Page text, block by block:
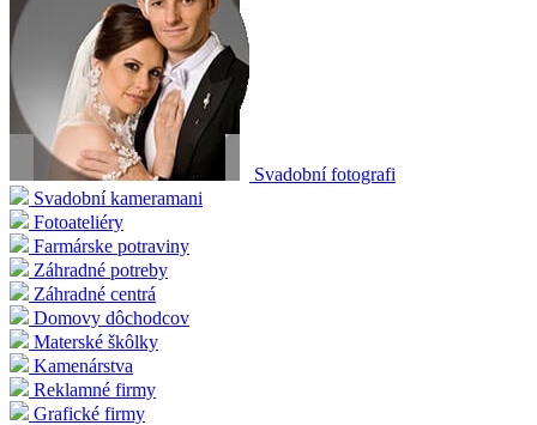
Svadobní fotografi
Svadobní kameramani
Fotoateliéry
Farmárske potraviny
Záhradné potreby
Záhradné centrá
Domovy dôchodcov
Materské škôlky
Kamenárstva
Reklamné firmy
Grafické firmy